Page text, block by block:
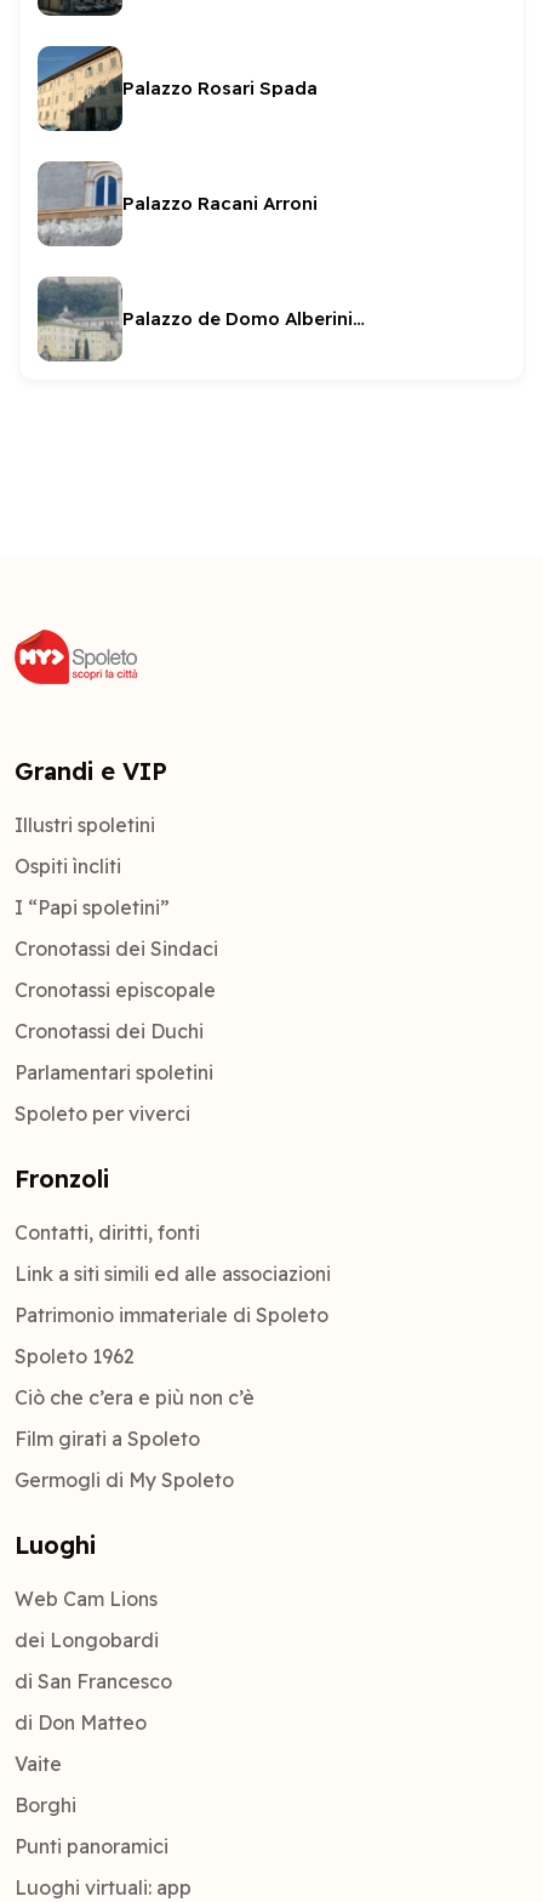
Palazzo Rosari Spada
Palazzo Racani Arroni
Palazzo de Domo Alberini Della Genga
Grandi e VIP
Illustri spoletini
Ospiti ìncliti
I “Papi spoletini”
Cronotassi dei Sindaci
Cronotassi episcopale
Cronotassi dei Duchi
Parlamentari spoletini
Spoleto per viverci
Fronzoli
Contatti, diritti, fonti
Link a siti simili ed alle associazioni
Patrimonio immateriale di Spoleto
Spoleto 1962
Ciò che c’era e più non c’è
Film girati a Spoleto
Germogli di My Spoleto
Luoghi
Web Cam Lions
dei Longobardi
di San Francesco
di Don Matteo
Vaite
Borghi
Punti panoramici
Luoghi virtuali: app